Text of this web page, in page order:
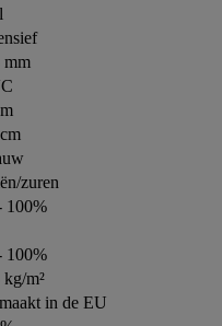
mm
zuren
100%
100%
kg/m²
in de EU